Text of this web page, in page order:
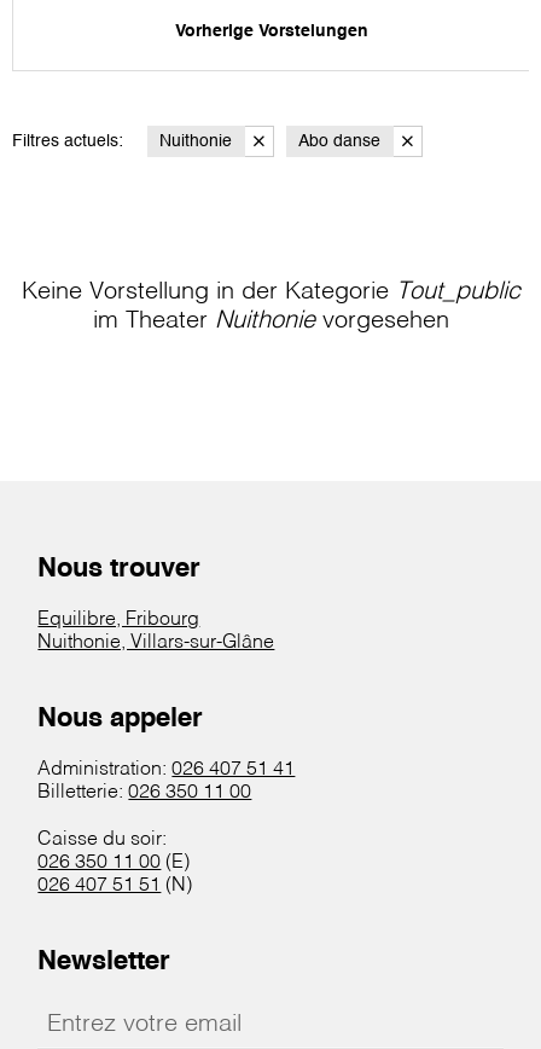
Vorherige Vorstelungen
Filtres actuels: Nuithonie Abo danse
Keine Vorstellung in der Kategorie Tout_public
im Theater Nuithonievorgesehen
Nous trouver
Equilibre, Fribourg
Nuithonie, Villars-sur-Glâne
Nous appeler
Administration:026 407 51 41
Billetterie:026 350 11 00
Caisse du soir:
026 350 11 00 (E)
026 407 51 51 (N)
Newsletter